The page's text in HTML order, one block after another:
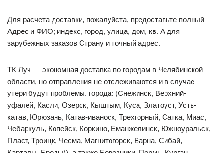
Для расчета доставки, пожалуйста, предоставьте полный
Адрес и ФИО; индекс, город, улица, дом, кв. А для
зарубежных заказов Страну и точный адрес.
ТК Луч — экономная доставка по городам в Челябинской
области, но отправления не отслеживаются и в случае
утери будут проблемы. города: (Снежинск, Верхний-
уфалей, Касли, Озерск, Кыштым, Куса, Златоуст, Усть-
катав, Юрюзань, Катав-иваноск, Трехгорный, Сатка, Миас,
Чебаркуль, Копейск, Коркино, Еманжелинск, Южноуральск,
Пласт, Троицк, Чесма, Магнитогорск, Варна, Сибай,